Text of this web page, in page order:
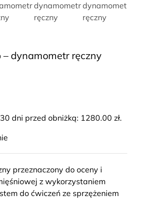
– dynamometr ręczny
dni przed obniżką: 1280.00 zł.
przeznaczony do oceny i
z wykorzystaniem
do ćwiczeń ze sprzężeniem